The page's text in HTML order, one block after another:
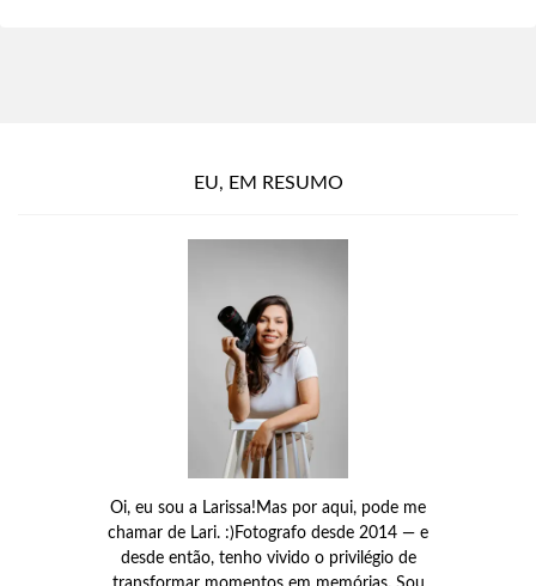
EU, EM RESUMO
Oi, eu sou a Larissa!Mas por aqui, pode me
chamar de Lari. :)Fotografo desde 2014 — e
desde então, tenho vivido o privilégio de